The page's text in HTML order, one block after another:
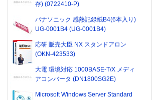
存) (0722410-P)
パナソニック 感熱記録紙B4(6本入り)
UG-0001B4 (UG-0001B4)
応研 販売大臣 NX スタンドアロン
(OKN-423533)
大電 環境対応 1000BASE-T/X メディ
アコンバータ (DN1800SG2E)
Microsoft Windows Server Standard